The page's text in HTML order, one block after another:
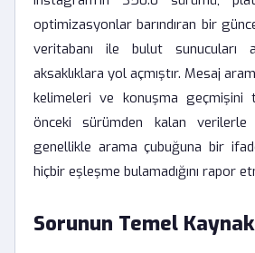
optimizasyonlar barındıran bir
veritabanı ile bulut sunucuları
aksaklıklara yol açmıştır. Mesaj
kelimeleri ve konuşma geçmişini
önceki sürümden kalan verilerle
genellikle arama çubuğuna bir
hiçbir eşleşme bulamadığını rapor
Sorunun Temel